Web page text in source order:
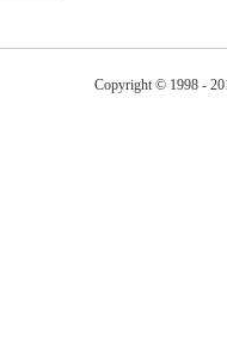
Copyright © 1998 -